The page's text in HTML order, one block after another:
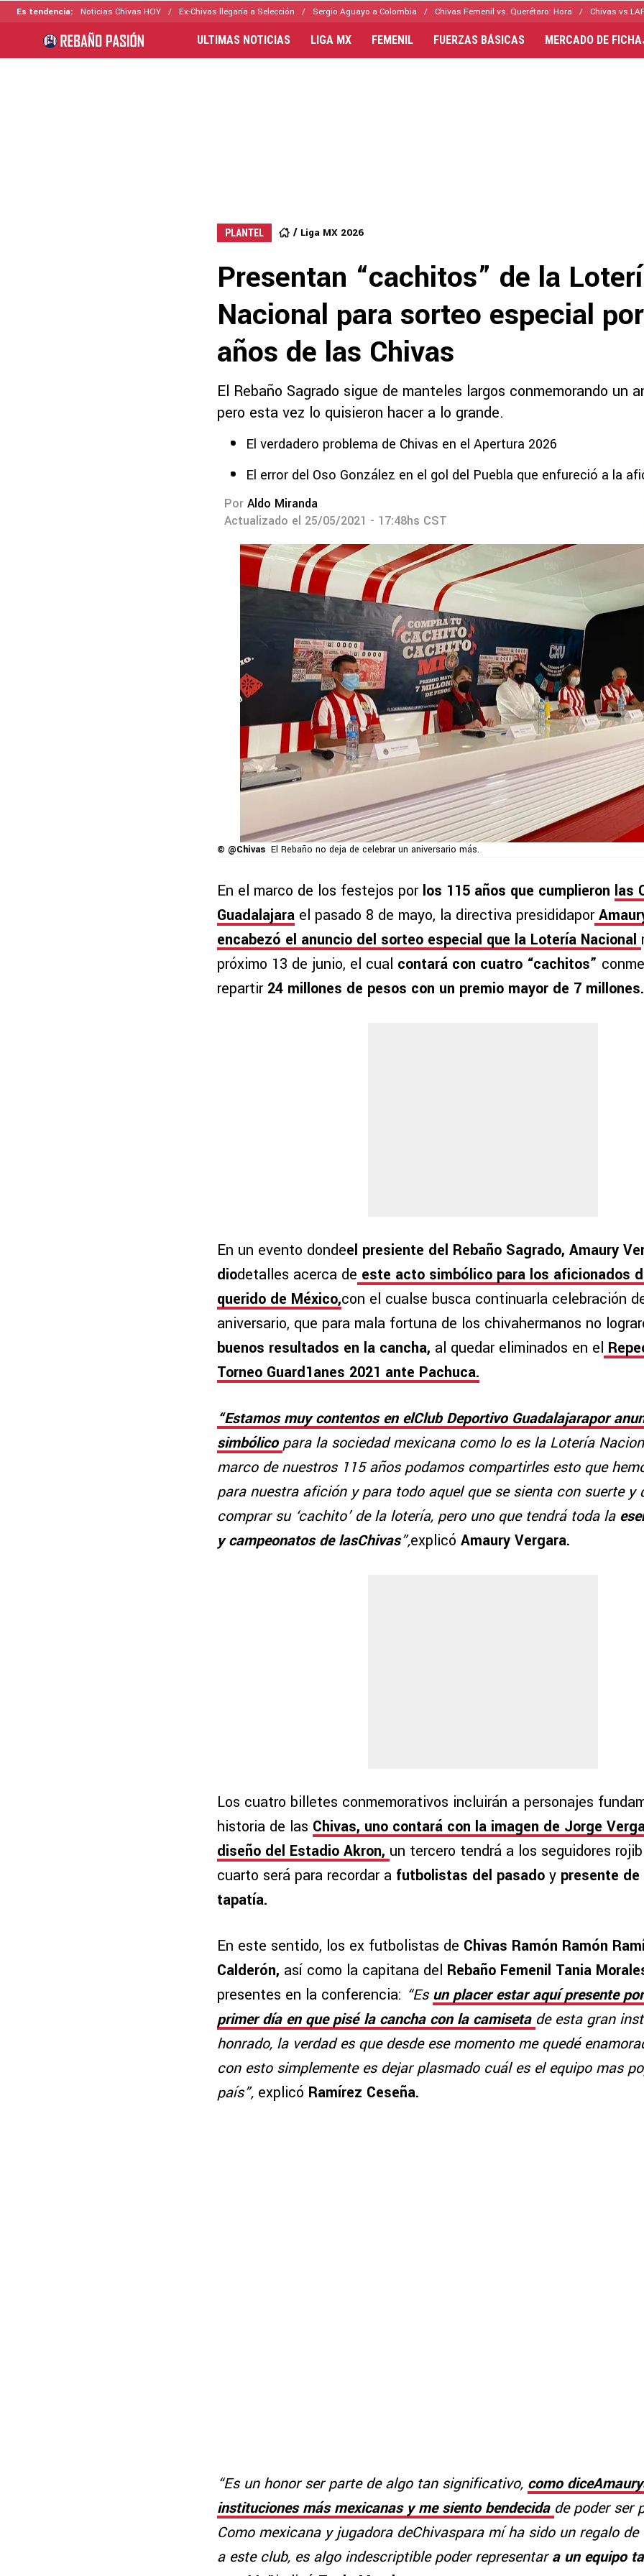
Es tendencia: Noticias Chivas HOY Ex-Chivas llegaría a Selección Sergio Aguayo a Colombia Chivas Femenil vs. Querétaro: Hora Chivas vs
ULTIMAS NOTICIAS LIGA MX FEMENIL FUERZAS BÁSICAS MERCADO DE
PLANTEL Liga MX 2026
Presentan “cachitos” de la
Nacional para sorteo especial
años de las Chivas
El Rebaño Sagrado sigue de manteles largos conmemorando un
pero esta vez lo quisieron hacer a lo grande.
El verdadero problema de Chivas en el Apertura 2026
El error del Oso González en el gol del Puebla que enfureció a la
Por Aldo Miranda
Actualizado el 25/05/2021 - 17:48hs CST
© @Chivas El Rebaño no deja de celebrar un aniversario más.
En el marco de los festejos porlos 115 años que cumplieron las
Guadalajara el pasado 8 de mayo, la directiva presididapor
encabezó el anuncio del sorteo especial que la Lotería Nacional
próximo 13 de junio, el cual contará con cuatro “cachitos”
repartir 24 millones de pesos con un premio mayor de 7 millones.
En un evento dondeel presiente del Rebaño Sagrado, Amaury
diodetalles acerca de este acto simbólico para los aficionados
querido de México,con el cualse busca continuarla celebración
aniversario, que para mala fortuna de los chivahermanos no
buenos resultados en la cancha, al quedar eliminados en el
Torneo Guard1anes 2021 ante Pachuca.
“Estamos muy contentos en elClub Deportivo Guadalajarapor
simbólico para la sociedad mexicana como lo es la Lotería
marco de nuestros 115 años podamos compartirles esto que
para nuestra afición y para todo aquel que se sienta con suerte y
comprar su ‘cachito’ de la lotería, pero uno que tendrá toda la
y campeonatos de lasChivas”,explicó Amaury Vergara.
Los cuatro billetes conmemorativos incluirán a personajes
historia de las Chivas, uno contará con la imagen de Jorge
diseño del Estadio Akron, un tercero tendrá a los seguidores
cuarto será para recordar a futbolistas del pasado y presente
tapatía.
En este sentido, los ex futbolistas de Chivas Ramón Ramón
Calderón, así como la capitana del Rebaño Femenil Tania
presentes en la conferencia: “Esun placer estar aquí presente
primer día en que pisé la cancha con la camiseta de esta gran
honrado, la verdad es que desde ese momento me quedé
con esto simplemente es dejar plasmado cuál es el equipo mas
país”, explicó Ramírez Ceseña.
“Es un honor ser parte de algo tan significativo, como
instituciones más mexicanas y me siento bendecida de poder ser
Como mexicana y jugadora deChivaspara mí ha sido un regalo
a este club, es algo indescriptible poder representara un equipo